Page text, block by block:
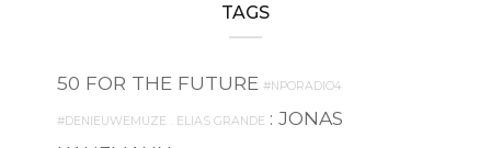
TAGS
50 FOR THE FUTURE #NPORADIO4
#DENIEUWEMUZE . ELIAS GRANDE : JONAS